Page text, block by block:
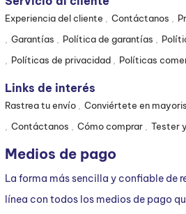
Experiencia del cliente Contáctanos
Garantías
Política de garantías
Políticas de privacidad
Políticas
Links de interés
Rastrea tu envío Conviértete en
Contáctanos
Cómo comprar Tester
Medios de pago
La forma más sencilla y confiable de
línea con todos los medios de pago